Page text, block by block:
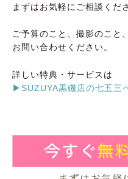
まずはお気軽にご相談くだ
ご予算のこと、撮影のこと
お問い合わせください。
詳しい特典・サービスは
▶SUZUYA黒磯店の七五三